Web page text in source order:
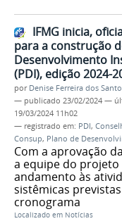
IFMG inicia,
para a construção
Desenvolvimento
(PDI), edição 2024-
por Denise Ferreira dos
— publicado 23/02/2024 —
19/03/2024 11h02
— registrado em: PDI,
Consup, Plano de
Com a aprovação
a equipe do projeto
andamento às
sistêmicas
cronograma
Localizado em Notícias